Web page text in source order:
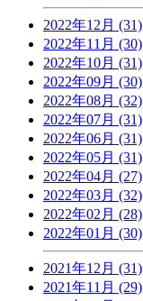
2022年12月 (31)
2022年11月 (30)
2022年10月 (31)
2022年09月 (30)
2022年08月 (32)
2022年07月 (31)
2022年06月 (31)
2022年05月 (31)
2022年04月 (27)
2022年03月 (32)
2022年02月 (28)
2022年01月 (30)
2021年12月 (31)
2021年11月 (29)